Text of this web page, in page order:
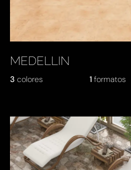
MEDELLIN
3 colores 1 formatos